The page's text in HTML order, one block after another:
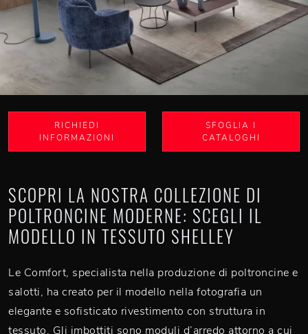
RICHIEDI
INFORMAZIONI
SFOGLIA I
CATALOGHI
SCOPRI LA NOSTRA COLLEZIONE DI
POLTRONCINE MODERNE: SCEGLI IL
MODELLO IN TESSUTO SHELLEY
Le Comfort, specialista nella produzione di poltroncine e
salotti, ha creato per il modello nella fotografia un
elegante e sofisticato rivestimento con struttura in
tessuto. Gli imbottiti sono moduli d’arredo attorno a cui